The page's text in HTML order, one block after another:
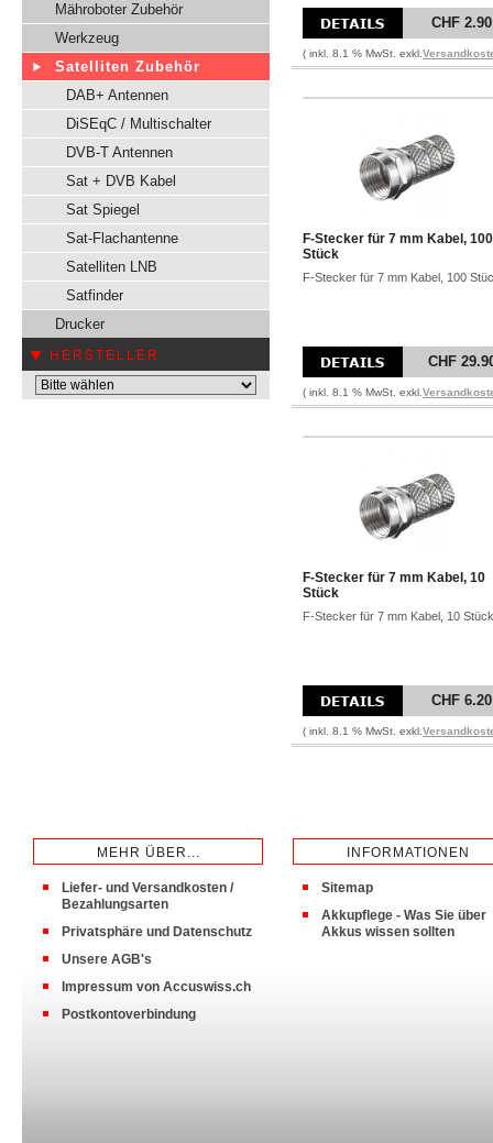
Mähroboter Zubehör
Werkzeug
Satelliten Zubehör
DAB+ Antennen
DiSEqC / Multischalter
DVB-T Antennen
Sat + DVB Kabel
Sat Spiegel
Sat-Flachantenne
Satelliten LNB
Satfinder
Drucker
HERSTELLER
CHF 2.90
( inkl. 8.1 % MwSt. exkl.
F-Stecker für 7 mm Kabel, 100
Stück
F-Stecker für 7 mm Kabel, 100
CHF
( inkl. 8.1 % MwSt. exkl.
F-Stecker für 7 mm Kabel, 10
Stück
F-Stecker für 7 mm Kabel, 10 Stück
CHF 6.20
( inkl. 8.1 % MwSt. exkl.
MEHR ÜBER...
Liefer- und Versandkosten /
Bezahlungsarten
Privatsphäre und Datenschutz
Unsere AGB's
Impressum von Accuswiss.ch
Postkontoverbindung
INFORMATIONEN
Sitemap
Akkupflege - Was Sie über
Akkus wissen sollten